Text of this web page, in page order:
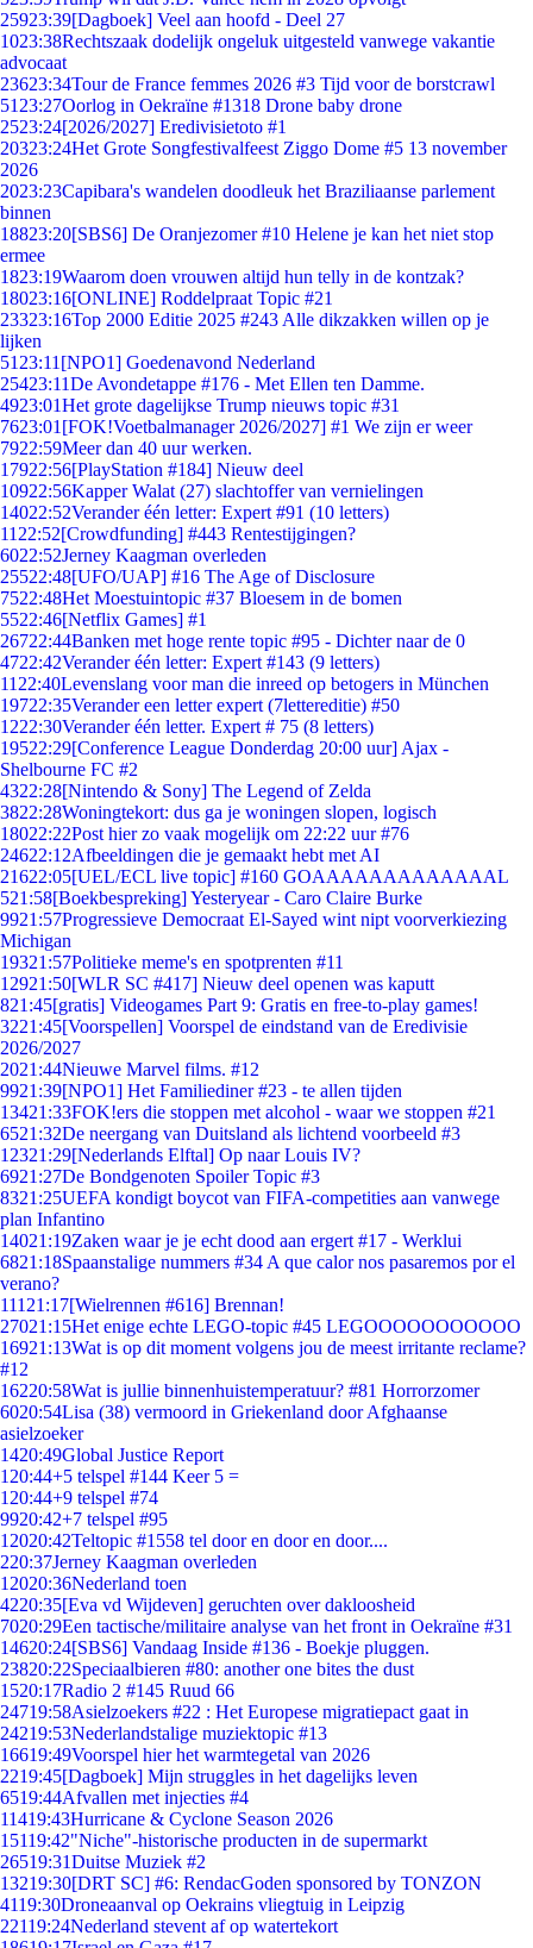
25923:39[Dagboek] Veel aan hoofd - Deel 27
1023:38Rechtszaak dodelijk ongeluk uitgesteld vanwege vakantie
advocaat
23623:34Tour de France femmes 2026 #3 Tijd voor de borstcrawl
51 23:27Oorlog in Oekraïne #1318 Drone baby drone
2523:24[2026/2027] Eredivisietoto #1
20323:24Het Grote Songfestivalfeest Ziggo Dome #5 13 november
2026
2023:23Capibara's wandelen doodleuk het Braziliaanse parlement
binnen
18823:20[SBS6] De Oranjezomer #10 Helene je kan het niet stop
ermee
1823:19Waarom doen vrouwen altijd hun telly in de kontzak?
18023:16[ONLINE] Roddelpraat Topic #21
23323:16Top 2000 Editie 2025 #243 Alle dikzakken willen op je
lijken
51 23:11 [NPO1] Goedenavond Nederland
25423:11De Avondetappe #176 - Met Ellen ten Damme.
4923:01Het grote dagelijkse Trump nieuws topic #31
7623:01 [FOK!Voetbalmanager 2026/2027] #1 We zijn er weer
7922:59Meer dan 40 uur werken.
17922:56[PlayStation #184] Nieuw deel
10922:56Kapper Walat (27) slachtoffer van vernielingen
14022:52Verander één letter: Expert #91 (10 letters)
11 22:52[Crowdfunding] #443 Rentestijgingen?
6022:52Jerney Kaagman overleden
25522:48[UFO/UAP] #16 The Age of Disclosure
7522:48Het Moestuintopic #37 Bloesem in de bomen
5522:46[Netflix Games] #1
26722:44Banken met hoge rente topic #95 - Dichter naar de 0
4722:42Verander één letter: Expert #143 (9 letters)
11 22:40Levenslang voor man die inreed op betogers in München
19722:35Verander een letter expert (7lettereditie) #50
1222:30Verander één letter. Expert # 75 (8 letters)
19522:29[Conference League Donderdag 20:00 uur] Ajax -
Shelbourne FC #2
4322:28[Nintendo & Sony] The Legend of Zelda
3822:28Woningtekort: dus ga je woningen slopen, logisch
18022:22Post hier zo vaak mogelijk om 22:22 uur #76
24622:12Afbeeldingen die je gemaakt hebt met AI
21622:05[UEL/ECL live topic] #160 GOAAAAAAAAAAAAAL
521:58[Boekbespreking] Yesteryear - Caro Claire Burke
9921:57Progressieve Democraat El-Sayed wint nipt voorverkiezing
Michigan
19321:57Politieke meme's en spotprenten #11
12921:50[WLR SC #417] Nieuw deel openen was kaputt
821:45[gratis] Videogames Part 9: Gratis en free-to-play games!
3221:45[Voorspellen] Voorspel de eindstand van de Eredivisie
2026/2027
2021:44Nieuwe Marvel films. #12
9921:39[NPO1] Het Familiediner #23 - te allen tijden
13421:33FOK!ers die stoppen met alcohol - waar we stoppen #21
6521:32De neergang van Duitsland als lichtend voorbeeld #3
12321:29[Nederlands Elftal] Op naar Louis IV?
6921:27De Bondgenoten Spoiler Topic #3
8321:25UEFA kondigt boycot van FIFA-competities aan vanwege
plan Infantino
14021:19Zaken waar je je echt dood aan ergert #17 - Werklui
6821:18Spaanstalige nummers #34 A que calor nos pasaremos por el
verano?
111 21:17[Wielrennen #616] Brennan!
27021:15Het enige echte LEGO-topic #45 LEGOOOOOOOOOOO
16921:13Wat is op dit moment volgens jou de meest irritante reclame?
#12
16220:58Wat is jullie binnenhuistemperatuur? #81 Horrorzomer
6020:54Lisa (38) vermoord in Griekenland door Afghaanse
asielzoeker
1420:49Global Justice Report
1 20:44+5 telspel #144 Keer 5 =
1 20:44+9 telspel #74
9920:42+7 telspel #95
12020:42Teltopic #1558 tel door en door en door....
220:37Jerney Kaagman overleden
12020:36Nederland toen
4220:35[Eva vd Wijdeven] geruchten over dakloosheid
7020:29Een tactische/militaire analyse van het front in Oekraïne #31
14620:24[SBS6] Vandaag Inside #136 - Boekje pluggen.
23820:22Speciaalbieren #80: another one bites the dust
1520:17Radio 2 #145 Ruud 66
24719:58Asielzoekers #22 : Het Europese migratiepact gaat in
24219:53Nederlandstalige muziektopic #13
16619:49Voorspel hier het warmtegetal van 2026
2219:45[Dagboek] Mijn struggles in het dagelijks leven
6519:44Afvallen met injecties #4
11419:43Hurricane & Cyclone Season 2026
15119:42"Niche"-historische producten in de supermarkt
26519:31Duitse Muziek #2
13219:30[DRT SC] #6: RendacGoden sponsored by TONZON
4119:30Droneaanval op Oekrains vliegtuig in Leipzig
22119:24Nederland stevent af op watertekort